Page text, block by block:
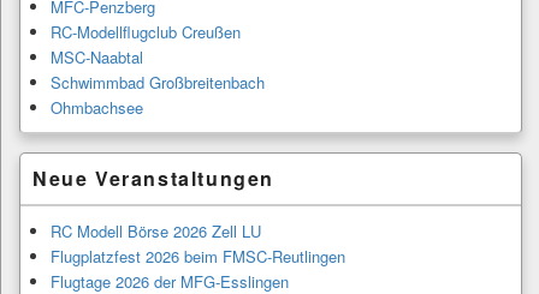
MFC-Penzberg
RC-Modellflugclub Creußen
MSC-Naabtal
Schwimmbad Großbreitenbach
Ohmbachsee
Neue Veranstaltungen
RC Modell Börse 2026 Zell LU
Flugplatzfest 2026 beim FMSC-Reutlingen
Flugtage 2026 der MFG-Esslingen